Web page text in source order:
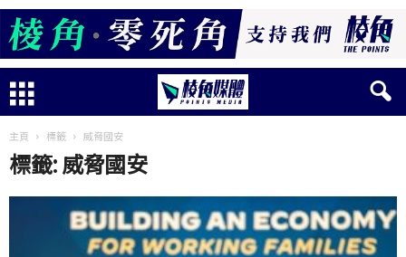
主頁 標籤 威脅國安
標籤: 威脅國安